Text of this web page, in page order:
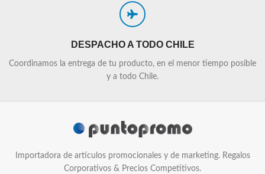
DESPACHO A TODO CHILE
Coordinamos la entrega de tu producto, en el menor tiempo posible
y a todo Chile.
Importadora de artículos promocionales y de marketing. Regalos
Corporativos & Precios Competitivos.